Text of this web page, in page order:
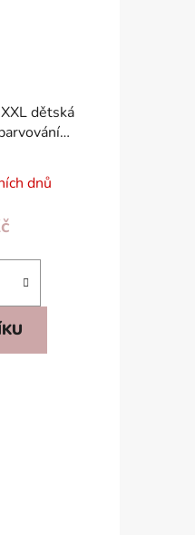
dětská
dnů